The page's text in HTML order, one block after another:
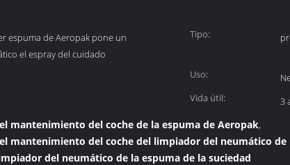
espuma de Aeropak pone un
el espray del cuidado
Tipo:
Uso:
Vida útil:
3
mantenimiento del coche de la espuma de Aeropak,
mantenimiento del coche del limpiador del neumático de
del neumático de la espuma de la suciedad